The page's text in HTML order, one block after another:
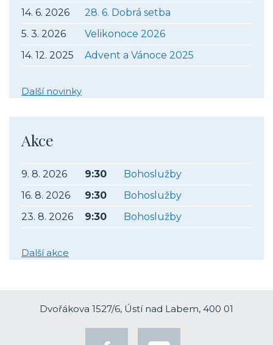
14. 6. 2026
28. 6. Dobrá setba
5. 3. 2026
Velikonoce 2026
14. 12. 2025
Advent a Vánoce 2025
Další novinky
Akce
9. 8. 2026 9:30
Bohoslužby
16. 8. 2026
9:30
Bohoslužby
23. 8. 2026
9:30 Bohoslužby
Další akce
Dvořákova 1527/6, Ústí nad Labem, 400 01